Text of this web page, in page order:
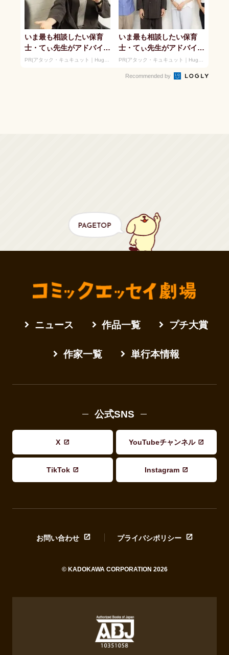
いま最も相談したい保育
士・てぃ先生がアドバイ
ス！ 子どもの“おてつだ
いま最も相談したい保育
士・てぃ先生がアドバイ
ス！ 子どもの“おてつだ
Recommended by
ニュース 作品一覧 プチ大賞
作家一覧 単行本情報
公式SNS
X YouTubeチャンネル
TikTok Instagram
お問い合わせ プライバシポリシー
© KADOKAWA CORPORATION 2026